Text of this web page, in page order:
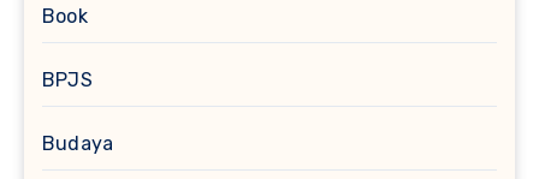
Book
BPJS
Budaya